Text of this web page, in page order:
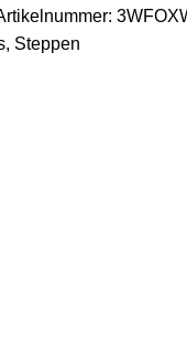
Steppen